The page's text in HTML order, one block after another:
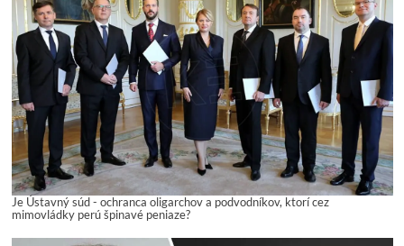
Je Ústavný súd - ochranca oligarchov a podvodníkov, ktorí cez
mimovládky perú špinavé peniaze?